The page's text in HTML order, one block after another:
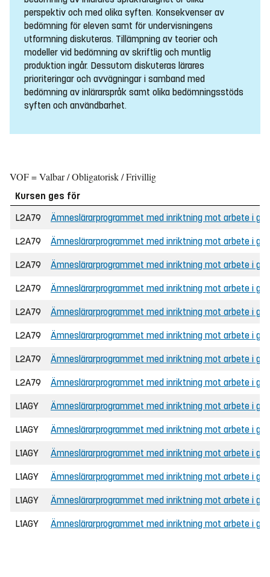
perspektiv och med olika syften. Konsekvenser av
bedömning för eleven samt för undervisningens
utformning diskuteras. Tillämpning av teorier och
modeller vid bedömning av skriftlig och muntlig
produktion ingår. Dessutom diskuteras lärares
prioriteringar och avvägningar i samband med
bedömning av inlärarspråk samt olika bedömningsstöds
syften och användbarhet.
VOF = Valbar / Obligatorisk / Frivillig
Kursen ges för
L2A79
Ämneslärarprogrammet med inriktning mot arbete i
L2A79 Ämneslärarprogrammet med inriktning mot arbete i
L2A79 Ämneslärarprogrammet med inriktning mot arbete i
L2A79 Ämneslärarprogrammet med inriktning mot arbete i
L2A79 Ämneslärarprogrammet med inriktning mot arbete i
L2A79 Ämneslärarprogrammet med inriktning mot arbete i
L2A79 Ämneslärarprogrammet med inriktning mot arbete i
L2A79 Ämneslärarprogrammet med inriktning mot arbete i
L1AGY Ämneslärarprogrammet med inriktning mot arbete i
L1AGY Ämneslärarprogrammet med inriktning mot arbete i
L1AGY Ämneslärarprogrammet med inriktning mot arbete i
L1AGY Ämneslärarprogrammet med inriktning mot arbete i
L1AGY Ämneslärarprogrammet med inriktning mot arbete i
L1AGY Ämneslärarprogrammet med inriktning mot arbete i